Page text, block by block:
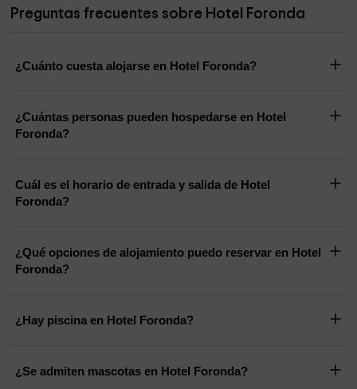
Preguntas frecuentes sobre Hotel Foronda
¿Cuánto cuesta alojarse en Hotel Foronda?
¿Cuántas personas pueden hospedarse en Hotel
Foronda?
Cuál es el horario de entrada y salida de Hotel
Foronda?
¿Qué opciones de alojamiento puedo reservar en Hotel
Foronda?
¿Hay piscina en Hotel Foronda?
¿Se admiten mascotas en Hotel Foronda?